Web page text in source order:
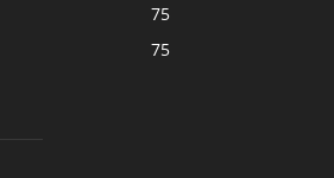
75
75